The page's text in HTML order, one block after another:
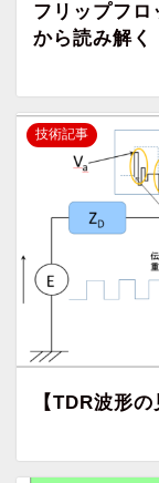
フリップフロ
から読み解く
技術記事
【TDR波形